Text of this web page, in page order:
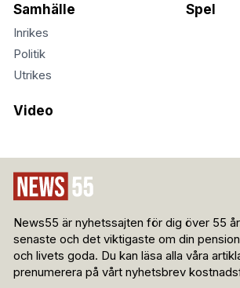
Samhälle
Inrikes
Politik
Utrikes
Spel
Video
News55 är nyhetssajten för dig över 55
senaste och det viktigaste om din
och livets goda. Du kan läsa alla våra
prenumerera på vårt nyhetsbrev